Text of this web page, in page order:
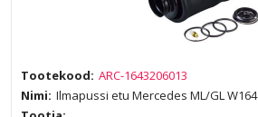
Tootekood: ARC-1643206013
Nimi: Ilmapussi etu Mercedes ML/GL W164